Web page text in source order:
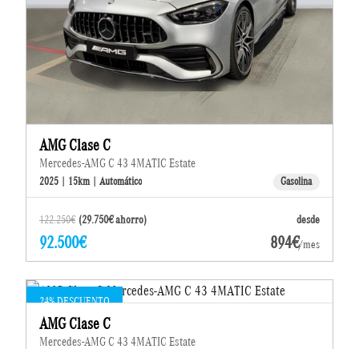
AMG Clase C
Mercedes-AMG C 43 4MATIC Estate
2025 | 15km | Automático Gasolina
122.250€ (29.750€ ahorro) desde
92.500€ 894€/mes
24% DESCUENTO
AMG Clase C
Mercedes-AMG C 43 4MATIC Estate